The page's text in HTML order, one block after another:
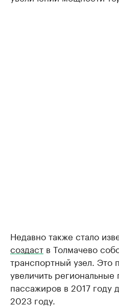
Недавно также стало
создаст в Толмачево
транспортный узел. Это
увеличить
пассажиров в 2017 году
2023 году.